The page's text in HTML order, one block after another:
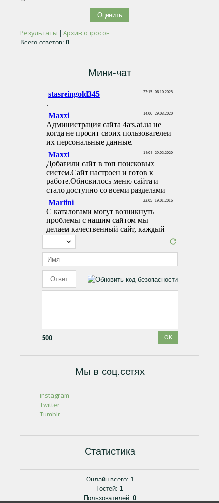
Результаты | Архив опросов
Всего ответов: 0
Мини-чат
500
Мы в соц.сетях
Instagram
Twitter
Tumblr
Статистика
Онлайн всего: 1
Гостей: 1
Пользователей: 0